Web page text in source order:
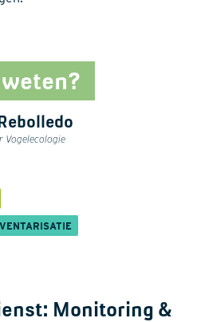
Vogelecologie
Monitoring &